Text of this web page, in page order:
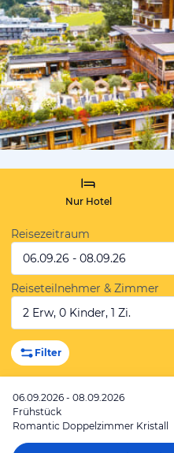
Nur Hotel
Reisezeitraum
06.09.26 - 08.09.26
Reiseteilnehmer & Zimmer
2 Erw, 0 Kinder, 1 Zi.
Filter
06.09.2026 - 08.09.2026
Frühstück
Romantic Doppelzimmer Kristall